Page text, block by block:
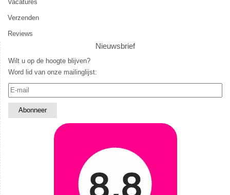
Vacatures
Verzenden
Reviews
Nieuwsbrief
Wilt u op de hoogte blijven?
Word lid van onze mailinglijst: